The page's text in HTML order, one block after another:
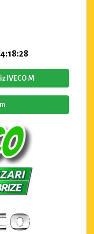
IVECO M